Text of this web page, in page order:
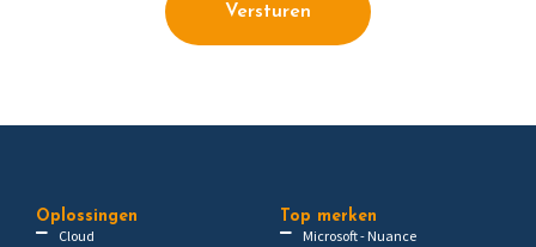
Versturen
Oplossingen
Cloud
Top merken
Microsoft - Nuance